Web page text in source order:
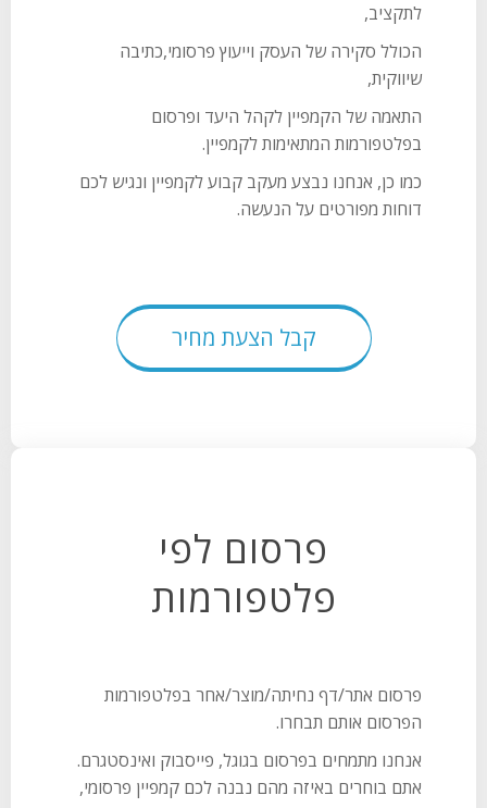
לתקציב,
הכולל סקירה של העסק וייעוץ פרסומי,כתיבה
שיווקית,
התאמה של הקמפיין לקהל היעד ופרסום
בפלטפורמות המתאימות לקמפיין.
כמו כן, אנחנו נבצע מעקב קבוע לקמפיין ונגיש לכם
דוחות מפורטים על הנעשה.
קבל הצעת מחיר
פרסום לפי
פלטפורמות
פרסום אתר/דף נחיתה/מוצר/אחר בפלטפורמות
הפרסום אותם תבחרו.
אנחנו מתמחים בפרסום בגוגל, פייסבוק ואינסטגרם.
אתם בוחרים באיזה מהם נבנה לכם קמפיין פרסומי,